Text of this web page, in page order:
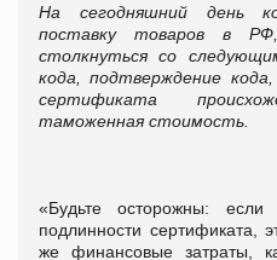
На сегодняшний день
поставку товаров в
столкнуться со
кода, подтверждение
сертификата
таможенная стоимость.
«Будьте осторожны:
подлинности сертификата,
же финансовые затраты,